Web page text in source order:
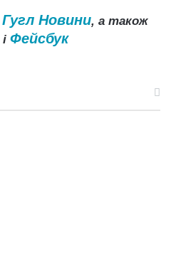
Гугл Новини, а також
і Фейсбук